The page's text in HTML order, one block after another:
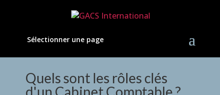
Sélectionner une page
Quels sont les rôles clés
d'un Cabinet Comptable ?